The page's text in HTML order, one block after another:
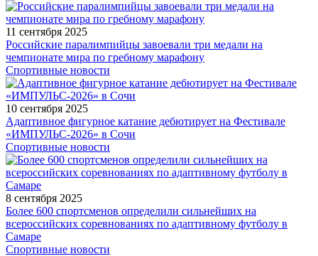
11 сентября 2025
Российские паралимпийцы завоевали три медали на
чемпионате мира по гребному марафону
Спортивные новости
10 сентября 2025
Адаптивное фигурное катание дебютирует на Фестивале
«ИМПУЛЬС-2026» в Сочи
Спортивные новости
8 сентября 2025
Более 600 спортсменов определили сильнейших на
всероссийских соревнованиях по адаптивному футболу в
Самаре
Спортивные новости